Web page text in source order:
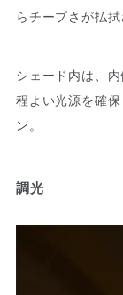
らチープさが払拭
シェード内は、
程よい光源を確
ン。
調光